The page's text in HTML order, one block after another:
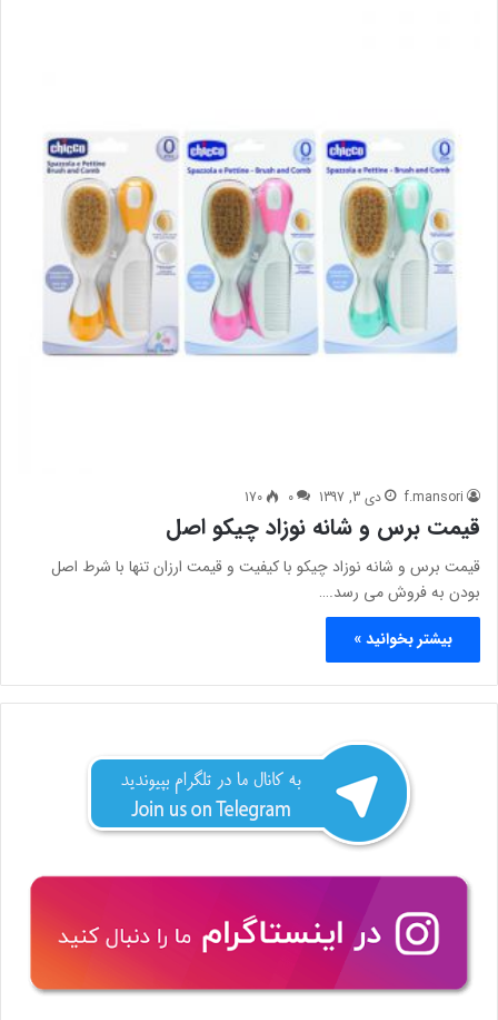
f.mansori دی 3, 1397 0
170
قیمت برس و شانه نوزاد چیکو اصل
قیمت برس و شانه نوزاد چیکو با کیفیت و قیمت ارزان تنها با شرط اصل
بودن به فروش می رسد.…
بیشتر بخوانید »